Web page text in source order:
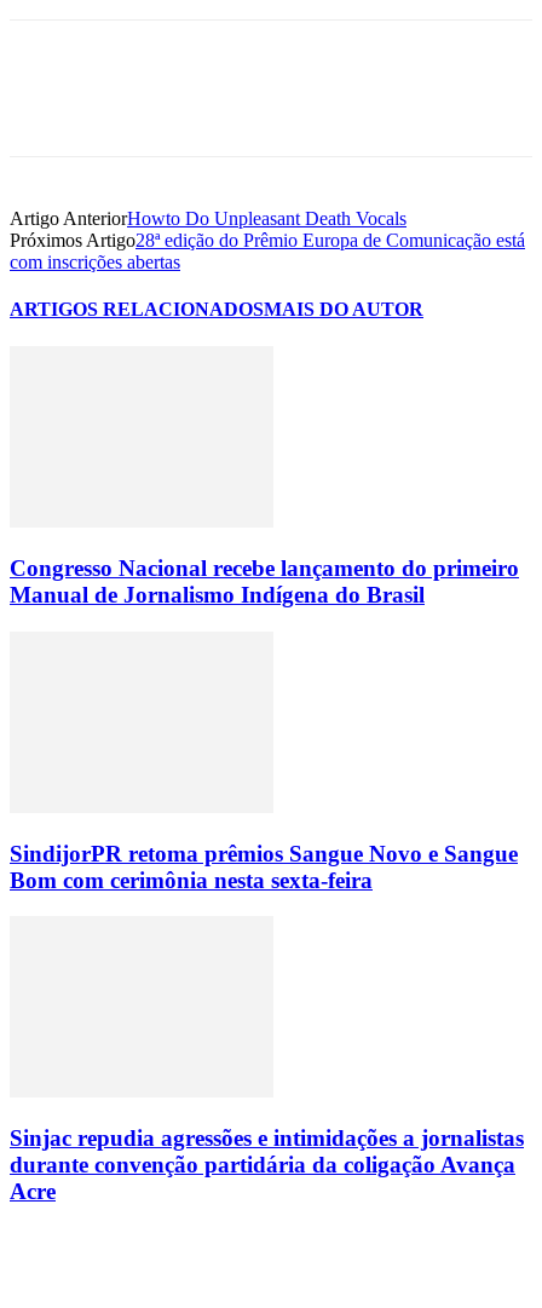
Artigo AnteriorHowto Do Unpleasant Death Vocals
Próximos Artigo28ª edição do Prêmio Europa de Comunicação está
com inscrições abertas
ARTIGOS RELACIONADOSMAIS DO AUTOR
Congresso Nacional recebe lançamento do primeiro
Manual de Jornalismo Indígena do Brasil
SindijorPR retoma prêmios Sangue Novo e Sangue
Bom com cerimônia nesta sexta-feira
Sinjac repudia agressões e intimidações a jornalistas
durante convenção partidária da coligação Avança
Acre